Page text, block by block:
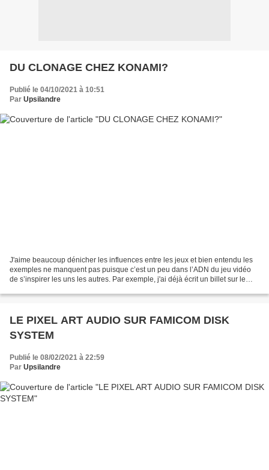
DU CLONAGE CHEZ KONAMI?
Publié le 04/10/2021 à 10:51
Par Upsilandre
J'aime beaucoup dénicher les influences entre les jeux et bien entendu les
exemples ne manquent pas puisque c’est un peu dans l’ADN du jeu vidéo
de s’inspirer les uns les autres. Par exemple, j'ai déjà écrit un billet sur le
LE PIXEL ART AUDIO SUR FAMICOM DISK
SYSTEM
Publié le 08/02/2021 à 22:59
Par Upsilandre